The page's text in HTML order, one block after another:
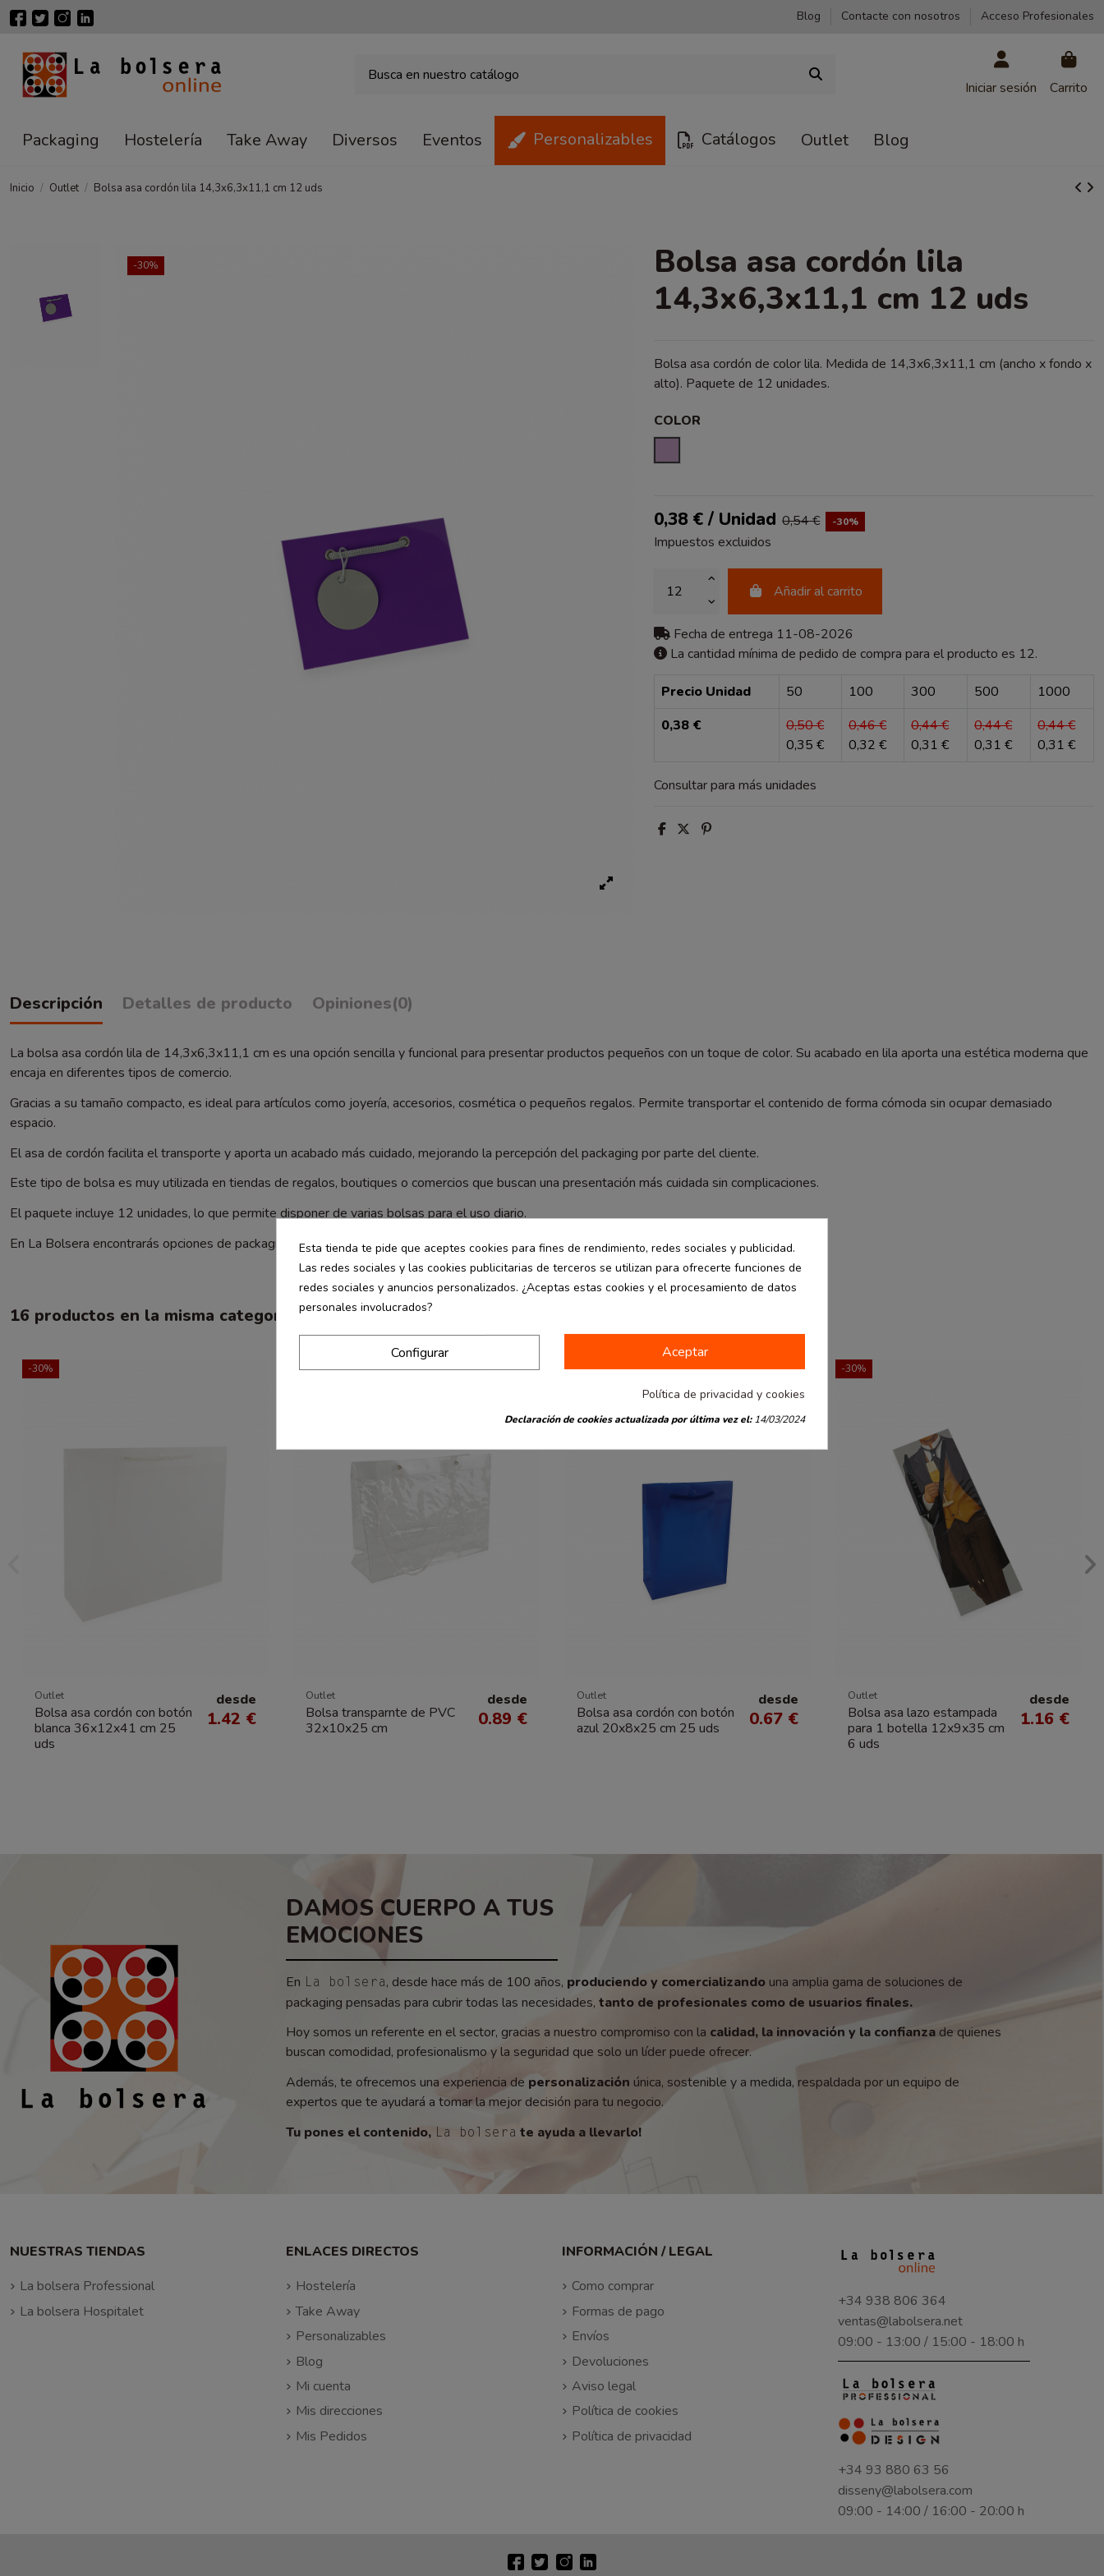
Blog Contacte con nosotros Acceso Profesionales
Iniciar sesión Carrito
Packaging Hostelería Take Away Diversos Eventos Personalizables Catálogos Outlet Blog
Inicio Outlet Bolsa asa cordón lila 14,3x6,3x11,1 cm 12 uds
-30%
Bolsa asa cordón lila
14,3x6,3x11,1 cm 12 uds
Bolsa asa cordón de color lila. Medida de 14,3x6,3x11,1 cm (ancho x fondo x
alto). Paquete de 12 unidades.
COLOR
0,38 € / Unidad 0,54 € -30%
Impuestos excluidos
Añadir al carrito
Fecha de entrega 11-08-2026
La cantidad mínima de pedido de compra para el producto es 12.
Precio Unidad 50 100 300 500
1000
0,38 €
0,50 €
0,35 €
0,46 €
0,32 €
0,44 €
0,31 €
0,44 €
0,31 €
0,44 €
0,31 €
Consultar para más unidades
Descripción Detalles de producto Opiniones(0)
La bolsa asa cordón lila de 14,3x6,3x11,1 cm es una opción sencilla y funcional para presentar productos pequeños con un toque de color. Su acabado en lila aporta una estética moderna que
encaja en diferentes tipos de comercio.
Gracias a su tamaño compacto, es ideal para artículos como joyería, accesorios, cosmética o pequeños regalos. Permite transportar el contenido de forma cómoda sin ocupar demasiado
espacio.
El asa de cordón facilita el transporte y aporta un acabado más cuidado, mejorando la percepción del packaging por parte del cliente.
Este tipo de bolsa es muy utilizada en tiendas de regalos, boutiques o comercios que buscan una presentación más cuidada sin complicaciones.
El paquete incluye 12 unidades, lo que permite disponer de varias bolsas para el uso diario.
En La Bolsera encontrarás opciones de packaging pensadas para mejorar la presentación de tus productos.
16 productos en la misma categoría:
-30%
Outlet
Bolsa asa cordón con botón
blanca 36x12x41 cm 25
uds
desde
1.42 €
-50%
Outlet
Bolsa transparnte de PVC
32x10x25 cm
desde
0.89 €
-30%
Outlet
Bolsa asa cordón con botón
azul 20x8x25 cm 25 uds
desde
0.67 €
-30%
Outlet
Bolsa asa lazo estampada
para 1 botella 12x9x35 cm
6 uds
desde
1.16 €
DAMOS CUERPO A TUS
EMOCIONES
En La bolsera, desde hace más de 100 años, produciendo y comercializando una amplia gama de soluciones de
packaging pensadas para cubrir todas las necesidades, tanto de profesionales como de usuarios finales.
Hoy somos un referente en el sector, gracias a nuestro compromiso con la calidad, la innovación y la confianzade quienes
buscan comodidad, profesionalismo y la seguridad que solo un líder puede ofrecer.
Además, te ofrecemos una experiencia de personalización única, sostenible y a medida, respaldada por un equipo de
expertos que te ayudará a tomar la mejor decisión para tu negocio.
Tu pones el contenido, La bolsera te ayuda a llevarlo!
NUESTRAS TIENDAS
La bolsera Professional
La bolsera Hospitalet
ENLACES DIRECTOS
Hostelería
Take Away
Personalizables
Blog
Mi cuenta
Mis direcciones
Mis Pedidos
INFORMACIÓN / LEGAL
Como comprar
Formas de pago
Envíos
Devoluciones
Aviso legal
Política de cookies
Política de privacidad
+34 938 806 364
ventas@labolsera.net
09:00 - 13:00 / 15:00 - 18:00 h
+34 93 880 63 56
disseny@labolsera.com
09:00 - 14:00 / 16:00 - 20:00 h
Esta tienda te pide que aceptes cookies para fines de rendimiento, redes sociales y publicidad.
Las redes sociales y las cookies publicitarias de terceros se utilizan para ofrecerte funciones de
redes sociales y anuncios personalizados. ¿Aceptas estas cookies y el procesamiento de datos
personales involucrados?
Aceptar
Configurar
Política de privacidad y cookies
Declaración de cookies actualizada por última vez el:14/03/2024